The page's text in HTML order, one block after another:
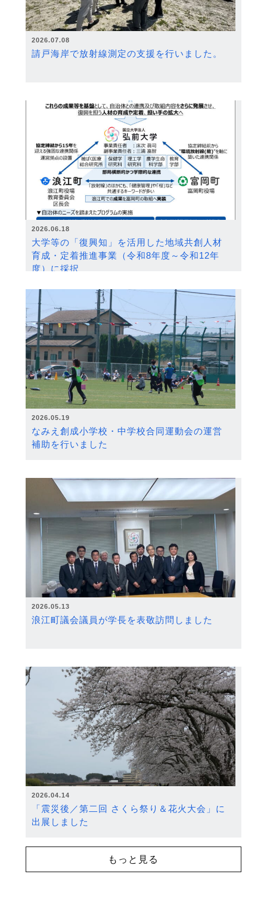
2026.07.08
請戸海岸で放射線測定の支援を行いました。
2026.06.18
大学等の「復興知」を活用した地域共創人材
育成・定着推進事業（令和8年度～令和12年
度）に採択
2026.05.19
なみえ創成小学校・中学校合同運動会の運営
補助を行いました
2026.05.13
浪江町議会議員が学長を表敬訪問しました
2026.04.14
「震災後／第二回 さくら祭り＆花火大会」に
出展しました
もっと見る